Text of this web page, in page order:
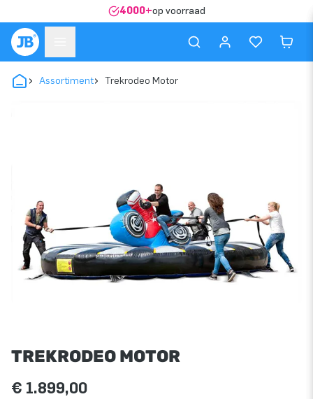
4000+op voorraad
Assortiment Trekrodeo Motor
TREKRODEO MOTOR
€ 1.899,00